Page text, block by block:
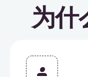
为什